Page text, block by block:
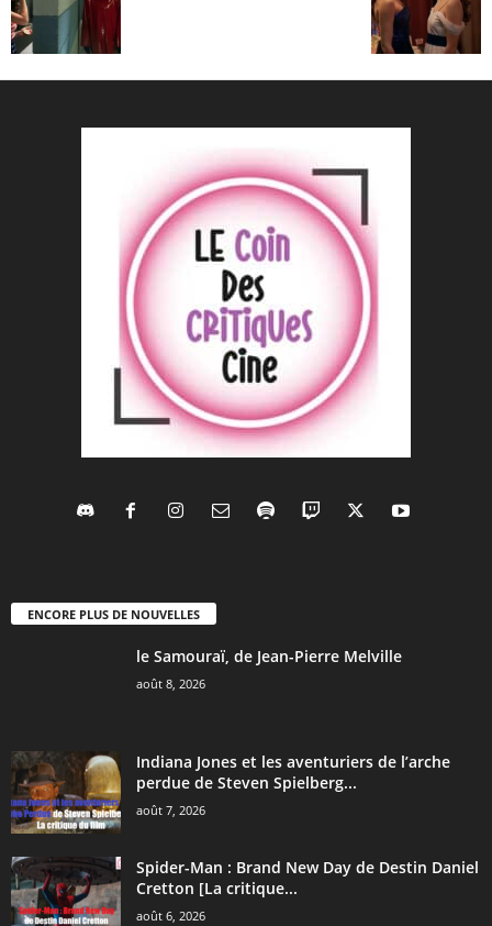
ENCORE PLUS DE NOUVELLES
le Samouraï, de Jean-Pierre Melville
août 8, 2026
Indiana Jones et les aventuriers de l’arche
perdue de Steven Spielberg...
août 7, 2026
Spider-Man : Brand New Day de Destin Daniel
Cretton [La critique...
août 6, 2026